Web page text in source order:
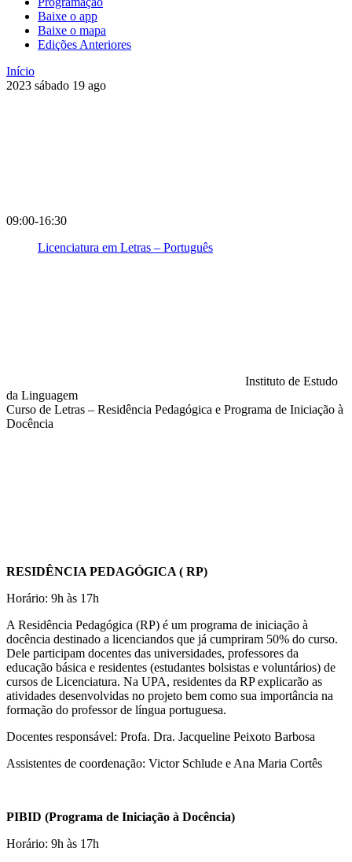
Baixe o app
Baixe o mapa
Edições Anteriores
Início
2023 sábado 19 ago
09:00-16:30
Licenciatura em Letras – Português
Instituto de Estudo
da Linguagem
Curso de Letras – Residência Pedagógica e Programa de Iniciação à
Docência
RESIDÊNCIA PEDAGÓGICA ( RP)
Horário: 9h às 17h
A Residência Pedagógica (RP) é um programa de iniciação à
docência destinado a licenciandos que já cumpriram 50% do curso.
Dele participam docentes das universidades, professores da
educação básica e residentes (estudantes bolsistas e voluntários) de
cursos de Licenciatura. Na UPA, residentes da RP explicarão as
atividades desenvolvidas no projeto bem como sua importância na
formação do professor de língua portuguesa.
Docentes responsável: Profa. Dra. Jacqueline Peixoto Barbosa
Assistentes de coordenação: Victor Schlude e Ana Maria Cortês
PIBID (Programa de Iniciação à Docência)
Horário: 9h às 17h